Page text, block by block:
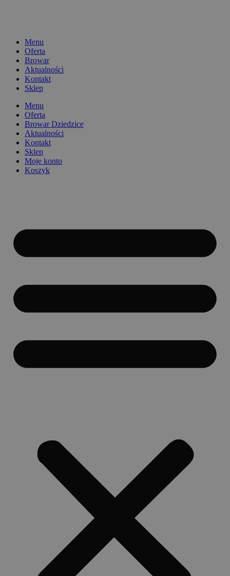
Menu
Oferta
Browar
Aktualności
Kontakt
Sklep
Menu
Oferta
Browar Dziedzice
Aktualności
Kontakt
Sklep
Moje konto
Koszyk